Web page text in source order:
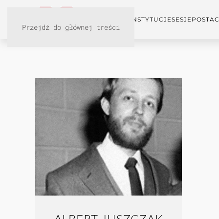
Przejdź do głównej treści
INSTYTUCJESESJE